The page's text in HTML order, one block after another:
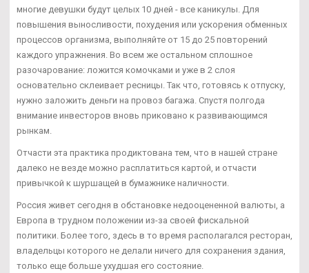
многие девушки будут целых 10 дней - все каникулы. Для
повышения выносливости, похудения или ускорения обменных
процессов организма, выполняйте от 15 до 25 повторений
каждого упражнения. Во всем же остальном сплошное
разочарование: ложится комочками и уже в 2 слоя
основательно склеивает ресницы. Так что, готовясь к отпуску,
нужно заложить деньги на провоз багажа. Спустя полгода
внимание инвесторов вновь приковано к развивающимся
рынкам.
Отчасти эта практика продиктована тем, что в нашей стране
далеко не везде можно расплатиться картой, и отчасти
привычкой к шуршащей в бумажнике наличности.
Россия живет сегодня в обстановке недооцененной валюты, а
Европа в трудном положении из-за своей фискальной
политики. Более того, здесь в то время располагался ресторан,
владельцы которого не делали ничего для сохранения здания,
только еще больше ухудшая его состояние.